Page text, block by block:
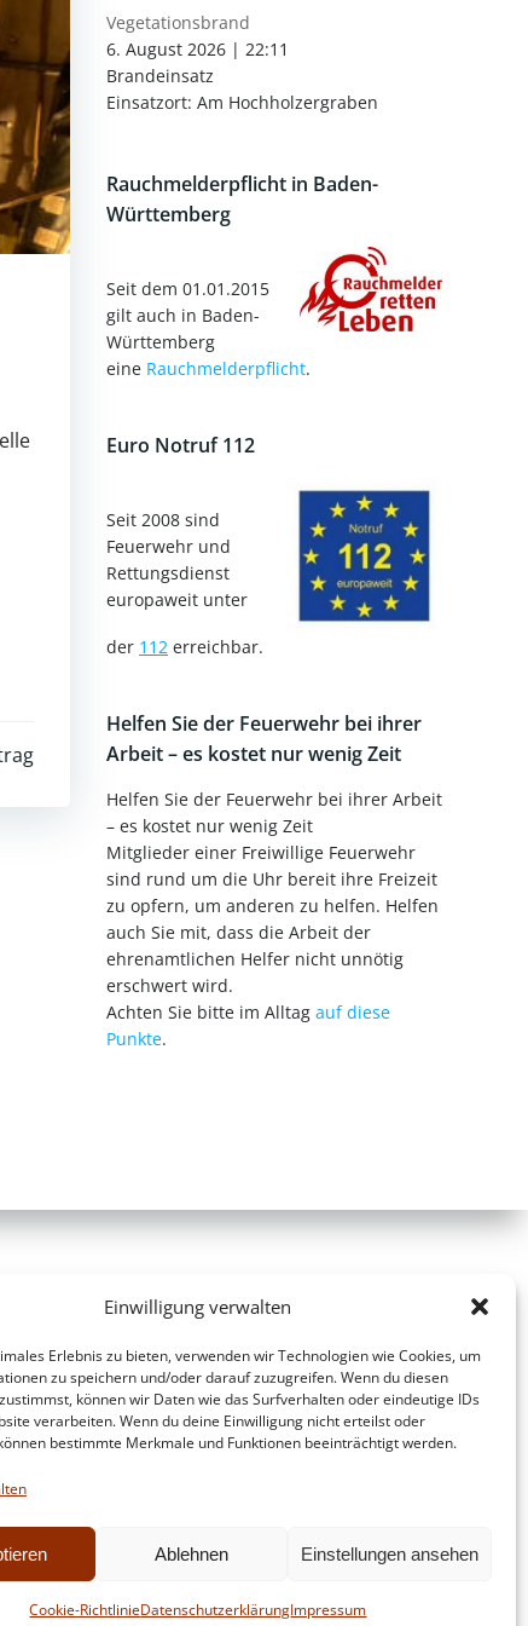
Einwilligung verwalten
Erlebnis zu bieten, verwenden wir Technologien wie Cookies, um
zu speichern und/oder darauf zuzugreifen. Wenn du diesen
können wir Daten wie das Surfverhalten oder eindeutige IDs
verarbeiten. Wenn du deine Einwilligung nicht erteilst oder
bestimmte Merkmale und Funktionen beeinträchtigt werden.
Ablehnen Einstellungen ansehen
Cookie-RichtlinieDatenschutzerklärungImpressum
Vegetationsbrand
6. August 2026 | 22:11
Brandeinsatz
Einsatzort: Am Hochholzergraben
Rauchmelderpflicht in Baden-
Württemberg
Seit dem 01.01.2015
gilt auch in Baden-
Württemberg
eine Rauchmelderpflicht.
Euro Notruf 112
Seit 2008 sind
Feuerwehr und
Rettungsdienst
europaweit unter
der 112 erreichbar.
Helfen Sie der Feuerwehr bei ihrer
Arbeit – es kostet nur wenig Zeit
Helfen Sie der Feuerwehr bei ihrer Arbeit
– es kostet nur wenig Zeit
Mitglieder einer Freiwillige Feuerwehr
sind rund um die Uhr bereit ihre Freizeit
zu opfern, um anderen zu helfen. Helfen
auch Sie mit, dass die Arbeit der
ehrenamtlichen Helfer nicht unnötig
erschwert wird.
Achten Sie bitte im Alltag auf diese
Punkte.